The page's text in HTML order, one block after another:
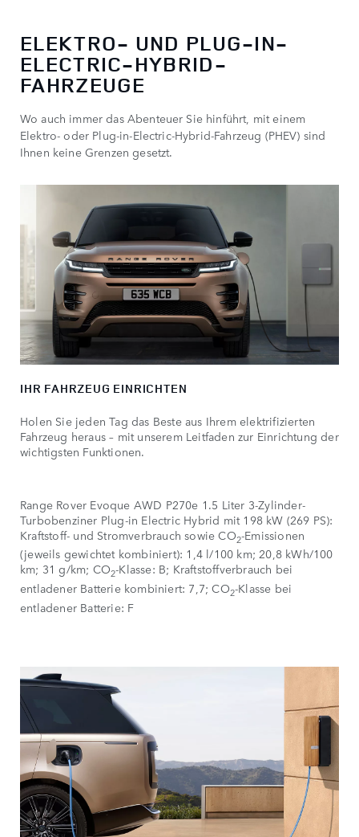
ELEKTRO- UND PLUG-IN-
ELECTRIC-HYBRID-
FAHRZEUGE
Wo auch immer das Abenteuer Sie hinführt, mit einem
Elektro- oder Plug-in-Electric-Hybrid-Fahrzeug (PHEV) sind
Ihnen keine Grenzen gesetzt.
IHR FAHRZEUG EINRICHTEN
Holen Sie jeden Tag das Beste aus Ihrem elektrifizierten
Fahrzeug heraus – mit unserem Leitfaden zur Einrichtung der
wichtigsten Funktionen.
Range Rover Evoque AWD P270e 1.5 Liter 3-Zylinder-
Turbobenziner Plug-in Electric Hybrid mit 198 kW (269 PS):
Kraftstoff- und Stromverbrauch sowie CO2-Emissionen
(jeweils gewichtet kombiniert): 1,4 l/100 km; 20,8 kWh/100
km; 31 g/km; CO2-Klasse: B; Kraftstoffverbrauch bei
entladener Batterie kombiniert: 7,7; CO2-Klasse bei
entladener Batterie: F